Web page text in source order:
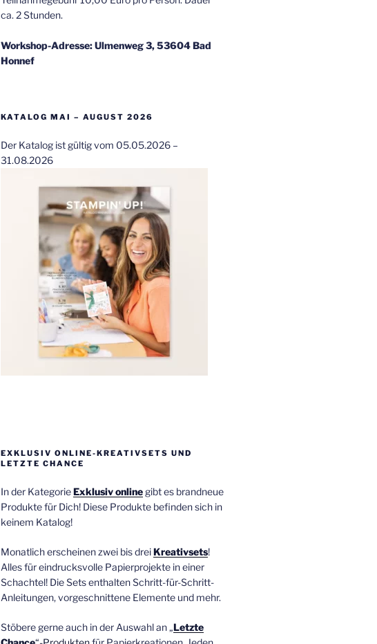
ca. 2 Stunden.
Workshop-Adresse: Ulmenweg 3, 53604 Bad
Honnef
KATALOG MAI – AUGUST 2026
Der Katalog ist gültig vom 05.05.2026 –
31.08.2026
EXKLUSIV ONLINE-KREATIVSETS UND
LETZTE CHANCE
In der KategorieExklusiv onlinegibt es brandneue
Produkte für Dich! Diese Produkte befinden sich in
keinem Katalog!
Monatlich erscheinen zwei bis drei Kreativsets!
Alles für eindrucksvolle Papierprojekte in einer
Schachtel! Die Sets enthalten Schritt-für-Schritt-
Anleitungen, vorgeschnittene Elemente und mehr.
Stöbere gerne auch in der Auswahl an „Letzte